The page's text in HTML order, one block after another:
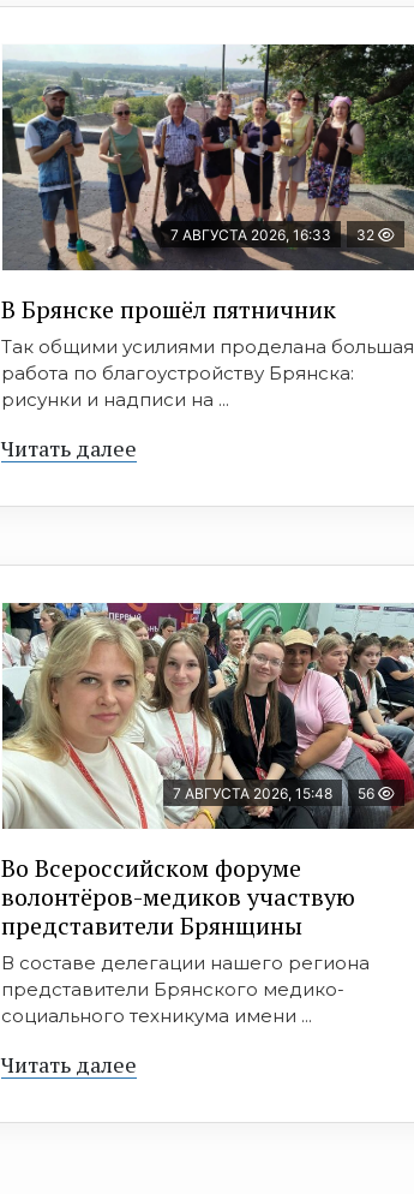
7 АВГУСТА 2026, 16:33 32
В Брянске прошёл пятничник
Так общими усилиями проделана большая
работа по благоустройству Брянска:
рисунки и надписи на ...
Читать далее
7 АВГУСТА 2026, 15:48 56
Во Всероссийском форуме
волонтёров-медиков участвую
представители Брянщины
В составе делегации нашего региона
представители Брянского медико-
социального техникума имени ...
Читать далее